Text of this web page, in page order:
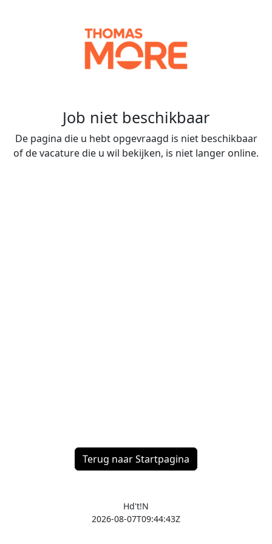
Job niet beschikbaar
De pagina die u hebt opgevraagd is niet beschikbaar
of de vacature die u wil bekijken, is niet langer online.
Terug naar Startpagina
Hd't!N
2026-08-07T09:44:43Z